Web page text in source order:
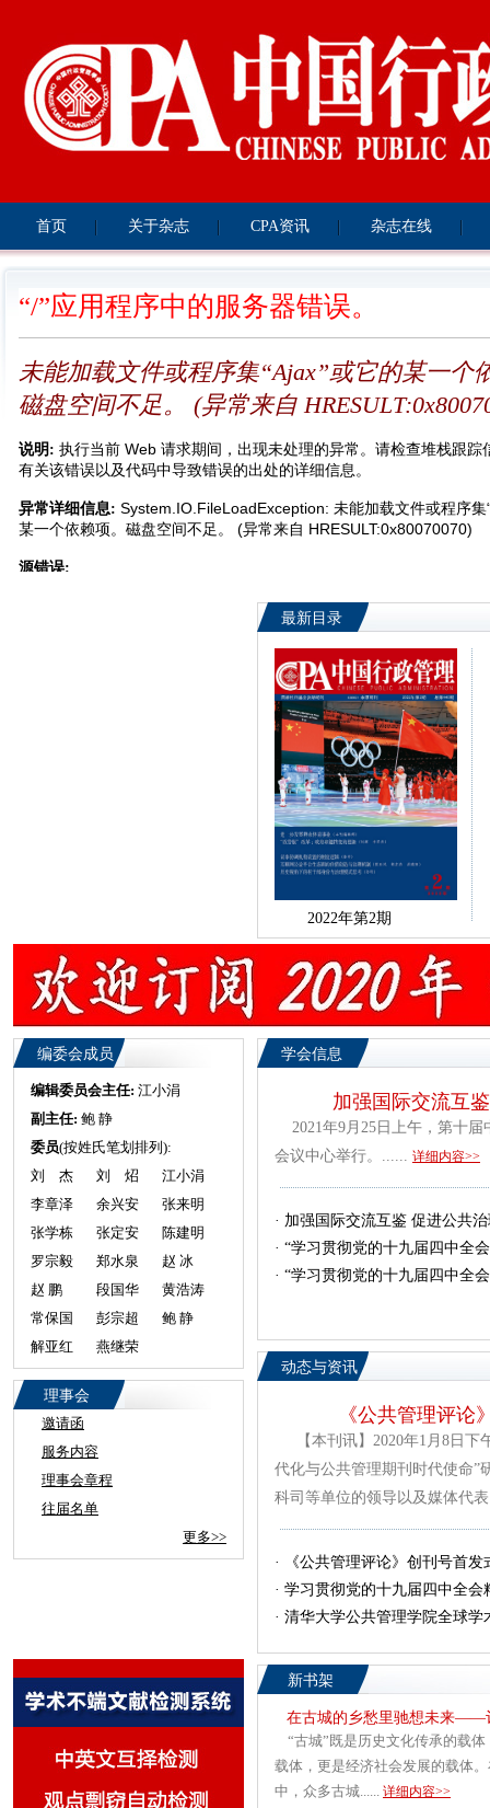
首页 关于杂志 CPA资讯 杂志在线
最新目录
2022年第2期
编委会成员
编辑委员会主任: 江小涓
副主任: 鲍 静
委员(按姓氏笔划排列):
刘 杰
刘 炤
江小涓
李章泽
余兴安
张来明
张学栋
张定安
陈建明
罗宗毅
郑水泉
赵 冰
赵 鹏
段国华
黄浩涛
常保国
彭宗超
鲍 静
解亚红
燕继荣
理事会
邀请函
服务内容
理事会章程
往届名单
更多>>
学会信息
加强国际交流互
2021年9月25日上午，第十届
会议中心举行。...... 详细内容>>
· 加强国际交流互鉴 促进公共
· “学习贯彻党的十九届四中全
· “学习贯彻党的十九届四中全
动态与资讯
《公共管理评论
【本刊讯】2020年1月8日下
代化与公共管理期刊时代使命”
科司等单位的领导以及媒体代
·
《公共管理评论》创刊号首发
· 学习贯彻党的十九届四中全会
· 清华大学公共管理学院全球学
新书架
在古城的乡愁里驰想未来
“古城”既是历史文化传承的载
载体，更是经济社会发展的载体
中，众多古城...... 详细内容>>